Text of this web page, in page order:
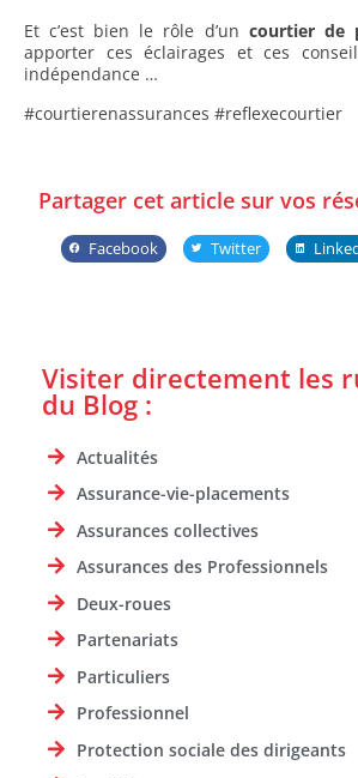
Et c’est bien le rôle d’un courtier de
apporter ces éclairages et ces
indépendance …
#courtierenassurances #reflexecourtier
Partager cet article sur vos
Facebook Twitter
Visiter directement les
du Blog :
Actualités
Assurance-vie-placements
Assurances collectives
Assurances des Professionnels
Deux-roues
Partenariats
Particuliers
Professionnel
Protection sociale des dirigeants